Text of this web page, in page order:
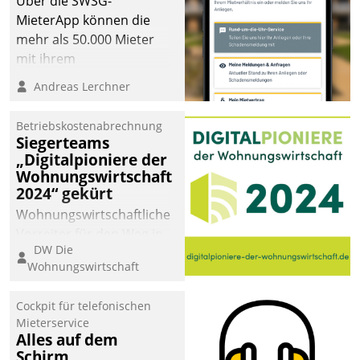
MieterApp können die
mehr als 50.000 Mieter
mit ihrem
Wohnungsunternehmen
kommunizieren, auf dem
einsehen und ändern
oder
Schadensmeldungen
abgeben – rund um die
Uhr.
Andreas Lerchner
Betriebskostenabrechnung
Siegerteams
„Digitalpioniere der
Wohnungswirtschaft
2024“ gekürt
Wohnungswirtschaftliche
eine digitale Zukunft zu
finden, ist das Ziel des
der
Wohnungswirtschaft“.
Bewerben können sich
DW Die
Wohnungswirtschaft
Cockpit für telefonischen
Mieterservice
Alles auf dem